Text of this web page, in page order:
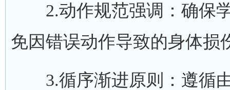
2.动作规范强调：确保学
免因错误动作导致的身体损
3.循序渐进原则：遵循由